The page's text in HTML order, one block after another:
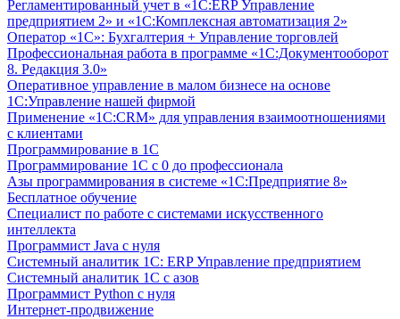
Регламентированный учет в «1С:ERP Управление
предприятием 2» и «1С:Комплексная автоматизация 2»
Оператор «1С»: Бухгалтерия + Управление торговлей
Профессиональная работа в программе «1С:Документооборот
8. Редакция 3.0»
Оперативное управление в малом бизнесе на основе
1С:Управление нашей фирмой
Применение «1С:CRM» для управления взаимоотношениями
с клиентами
Программирование в 1С
Программирование 1С с 0 до профессионала
Азы программирования в системе «1С:Предприятие 8»
Бесплатное обучение
Специалист по работе с системами искусственного
интеллекта
Программист Java с нуля
Системный аналитик 1С: ERP Управление предприятием
Системный аналитик 1С с азов
Программист Python с нуля
Интернет-продвижение